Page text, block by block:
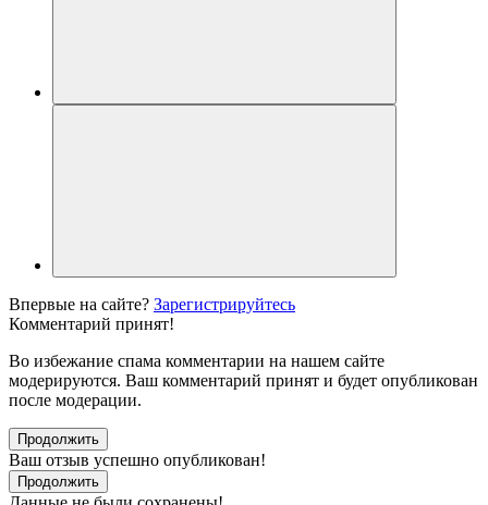
Впервые на сайте? Зарегистрируйтесь
Комментарий принят!
Во избежание спама комментарии на нашем сайте
модерируются. Ваш комментарий принят и будет опубликован
после модерации.
Продолжить
Ваш отзыв успешно опубликован!
Продолжить